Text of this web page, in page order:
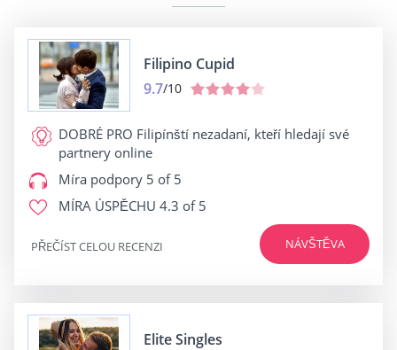
Filipino Cupid
9.7/10
DOBRÉ PRO Filipínští nezadaní, kteří hledají své
partnery online
Míra podpory 5 of 5
MÍRA ÚSPĚCHU 4.3 of 5
NÁVŠTĚVA
PŘEČÍST CELOU RECENZI
Elite Singles